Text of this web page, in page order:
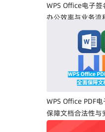
WPS Office电子
办公效率与业务流
WPS Office PDF
保障文档合法性与